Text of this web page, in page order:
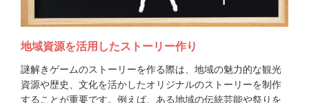
地域資源を活用したストーリー作り
謎解きゲームのストーリーを作る際は、地域の魅力的な観光
資源や歴史、文化を活かしたオリジナルのストーリーを制作
することが重要です。例えば、ある地域の伝統芸能や祭りを